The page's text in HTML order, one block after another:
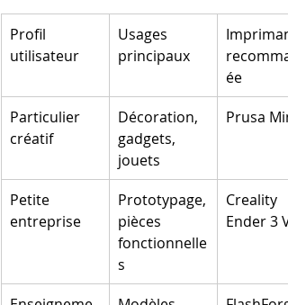
Profil
utilisateur
Usages
principaux
ée
Particulier
créatif
Décoration,
gadgets,
jouets
Prusa
Petite
entreprise
Prototypage,
pièces
fonctionnelle
s
Creality
Ender 3 V3